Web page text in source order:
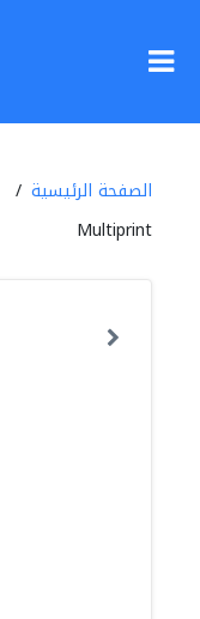
الصفحة الرئيسية
Multiprint